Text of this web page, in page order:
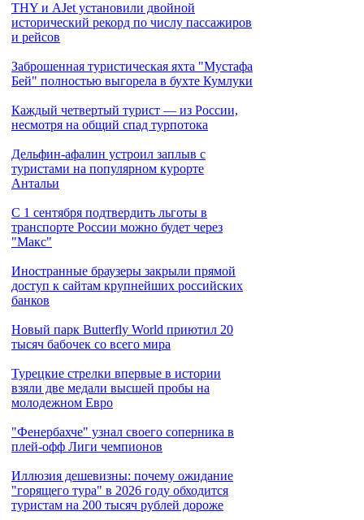
THY и AJet установили двойной
исторический рекорд по числу пассажиров
и рейсов
Заброшенная туристическая яхта "Мустафа
Бей" полностью выгорела в бухте Кумлуки
Каждый четвертый турист — из России,
несмотря на общий спад турпотока
Дельфин-афалин устроил заплыв с
туристами на популярном курорте
Антальи
С 1 сентября подтвердить льготы в
транспорте России можно будет через
"Макс"
Иностранные браузеры закрыли прямой
доступ к сайтам крупнейших российских
банков
Новый парк Butterfly World приютил 20
тысяч бабочек со всего мира
Турецкие стрелки впервые в истории
взяли две медали высшей пробы на
молодежном Евро
"Фенербахче" узнал своего соперника в
плей-офф Лиги чемпионов
Иллюзия дешевизны: почему ожидание
"горящего тура" в 2026 году обходится
туристам на 200 тысяч рублей дороже